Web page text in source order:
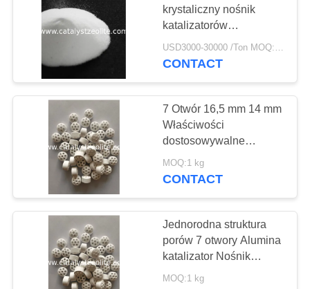
Sito molekularne
zeolitowe
Agent odsiarczający
krystaliczny nośnik
katalizatorów
odwodornienia C3 i C4
w złożu fluidalnym/złożu
CONTACT
7 Otwór 16,5 mm 14 mm
Właściwości
dostosowywalne
Alumina Wsparcie
katalizatora
MOQ:1 kg
CONTACT
Jednorodna struktura
porów 7 otwory Alumina
katalizator Nośnik
Chemiczna obojętność
MOQ:1 kg